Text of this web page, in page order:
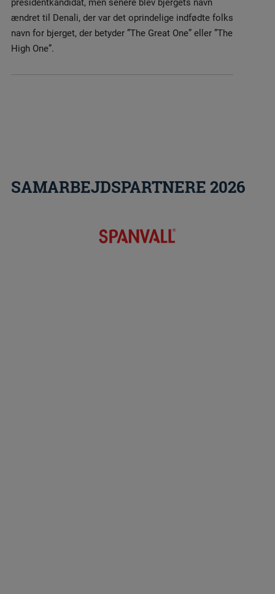
ændret til Denali, der var det oprindelige indfødte folks
navn for bjerget, der betyder ”The Great One” eller ”The
High One”.
SAMARBEJDSPARTNERE 2026